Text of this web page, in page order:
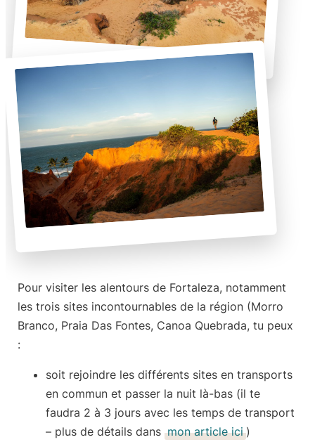
Pour visiter les alentours de Fortaleza, notamment
les trois sites incontournables de la région (Morro
Branco, Praia Das Fontes, Canoa Quebrada, tu peux
:
soit rejoindre les différents sites en transports
en commun et passer la nuit là-bas (il te
faudra 2 à 3 jours avec les temps de transport
– plus de détails dans mon article ici )